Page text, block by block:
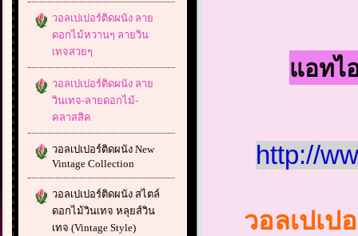
วอลเปเปอร์ติดผนัง ลาย
ดอกไม้หวานๆ ลายวิน
เทจสวยๆ
วอลเปเปอร์ติดผนัง ลาย
วินเทจ-ลายดอกไม้-
คลาสสิค
วอลเปเปอร์ติดผนัง New
Vintage Collection
วอลเปเปอร์ติดผนัง สไตล์
ดอกไม้วินเทจ หลุยส์วิน
เทจ (Vintage Style)
แอทไ
http://
วอลเปเป